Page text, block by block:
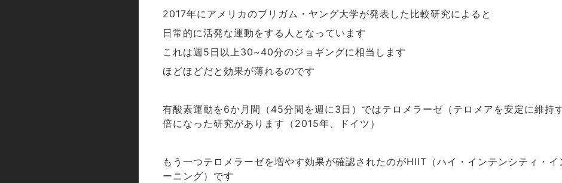
2017年にアメリカのブリガム・ヤング大学が発表した比較研究によると
日常的に活発な運動をする人となっています
これは週 5 日以上30~40分のジョギングに相当します
ほどほどだと効果が薄れるのです
有酸素運動を6か月間（ 45分間を週に3 日）ではテロメラーゼ（テロメアを安定に維持
倍になった研究があります（ 2015年、ドイツ）
もう一つテロメラーゼを増やす効果が確認されたのがHIIT （ハイ・インテンシティ・
ーニング）です